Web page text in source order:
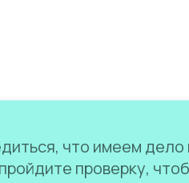
что имеем дело
проверку,